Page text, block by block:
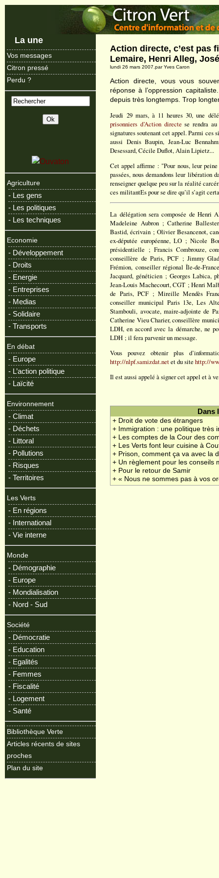
La une
Vos messages
Citron pressé
Perdu ?
Agriculture
- Les gens
- Les politiques
- Les techniques
Economie
- Développement
- Droits
- Energie
- Entreprises
- Medias
- Solidaire
- Transports
En débat
- Europe
- L’action politique
- Laïcité
Environnement
- Climat
- Déchets
- Littoral
- Pollutions
- Risques
- Territoires
Les Verts
- En régions
- International
- Vie interne
Monde
- Démographie
- Europe
- Mondialisation
- Nord - Sud
Société
- Démocratie
- Education
- Egalités
- Femmes
- Fiscalité
- Logement
- Santé
Bibliothèque Verte
Articles récents de sites
proches
Plan du site
Action directe, c’est pas
Lemaire, Henri Alleg,
lundi 26 mars 2007.par Yves Caron
Action directe, vous vous
réponse à l’oppression
depuis très longtemps. Trop
Jeudi 29 mars, à 11 heures 30, une
prisonniers d’Action directese rendra au
signatures soutenant cet appel. Parmi ces
aussi Denis Baupin, Jean-Luc
Desessard, Cécile Duflot, Alain Lipietz...
Cet appel affirme : "Pour nous, leur
passées, nous demandons leur libération
renseigner quelque peu sur la réalité
ces militantEs pour se dire qu’il s’agit
La délégation sera composée de
Madeleine Aubron ; Catherine
Bastid, écrivain ; Olivier Besancenot,
ex-députée européenne, LO ; Nicole
présidentielle ; Francis Combrouze,
conseillère de Paris, PCF ; Jimmy
Frémion, conseiller régional Île-de-
Jacquard, généticien ; Georges Labica,
Jean-Louis Machecourt, CGT ; Henri
de Paris, PCF ; Mireille Mendès
conseiller municipal Paris 13e, Les
Stambouli, avocate, maire-adjointe de
Catherine Vieu Charier, conseillère
LDH, en accord avec la démarche, ne
LDH ; il fera parvenir un message.
Vous pouvez obtenir plus
http://nlpf.samizdat.netet du sitehttp://
Il est aussi appelé à signer cet appel et à
Dans
+ Droit de vote des étrangers
+ Immigration : une politique très
+ Les comptes de la Cour des
+ Les Verts font leur cuisine à
+ Prison, comment ça va avec la
+ Un règlement pour les conseils
+ Pour le retour de Samir
+ « Nous ne sommes pas à vos